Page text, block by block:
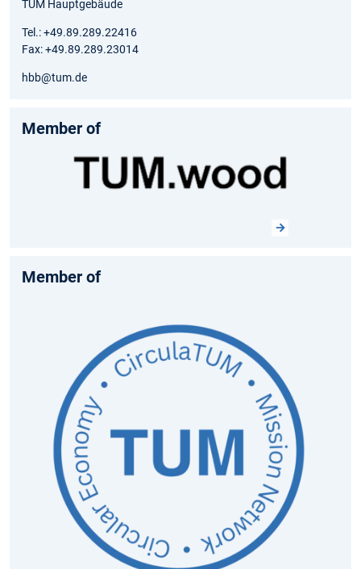
TUM Hauptgebäude
Tel.: +49.89.289.22416
Fax: +49.89.289.23014
hbb@tum.de
Member of
Member of